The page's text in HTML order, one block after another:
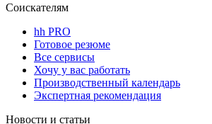
Соискателям
hh PRO
Готовое резюме
Все сервисы
Хочу у вас работать
Производственный календарь
Экспертная рекомендация
Новости и статьи